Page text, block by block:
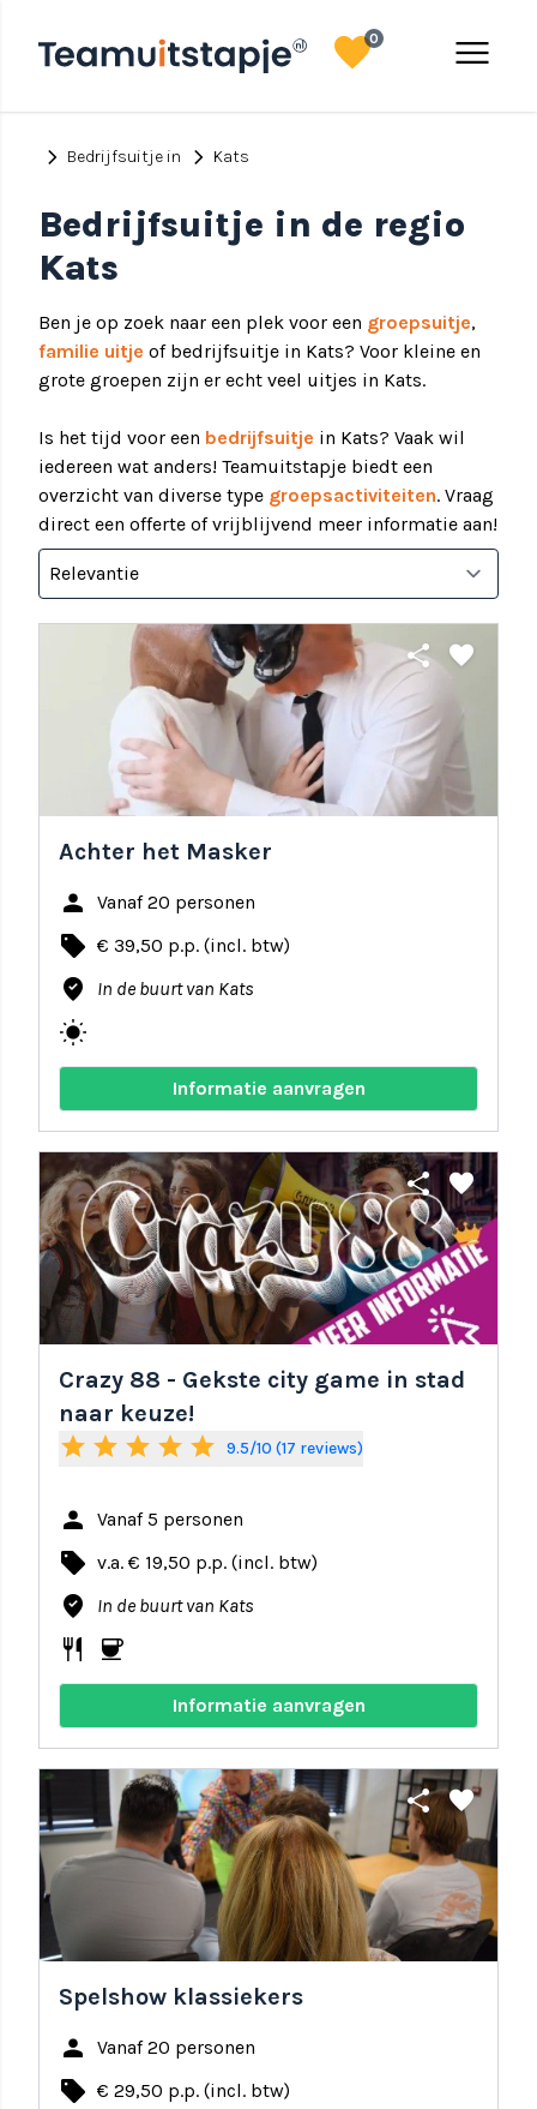
menu
favorite0
chevron_right Bedrijfsuitje in chevron_right Kats
Bedrijfsuitje in de regio
Kats
Ben je op zoek naar een plek voor een groepsuitje,
familie uitje of bedrijfsuitje in Kats? Voor kleine en
grote groepen zijn er echt veel uitjes in Kats.
Is het tijd voor een bedrijfsuitje in Kats? Vaak wil
iedereen wat anders! Teamuitstapje biedt een
overzicht van diverse type groepsactiviteiten. Vraag
direct een offerte of vrijblijvend meer informatie aan!
share favorite
Achter het Masker
person Vanaf 20 personen
local_offer € 39,50 p.p. (incl. btw)
where_to_vote In de buurt van Kats
wb_sunny
Informatie aanvragen
share favorite
Crazy 88 - Gekste city game in stad
naar keuze!
star star star star star 9.5/10 (17 reviews)
person Vanaf 5 personen
local_offer v.a. € 19,50 p.p. (incl. btw)
where_to_vote In de buurt van Kats
restaurant coffee
Informatie aanvragen
share favorite
Spelshow klassiekers
person Vanaf 20 personen
local_offer € 29,50 p.p. (incl. btw)